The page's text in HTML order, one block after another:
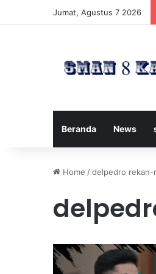
Jumat, Agustus 7 2026
Beranda News
Home /delpedro rekan-